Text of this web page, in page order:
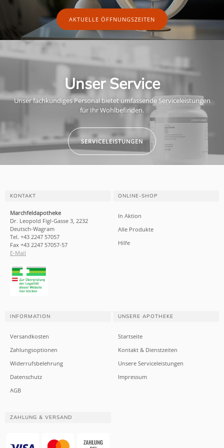
AKTUELLE ÖFFNUNGSZEITEN
Unser Service
Unser fachkundiges Personal bietet umfassende Serviceleistungen
für Ihr Wohlbefinden.
SERVICELEISTUNGEN
KONTAKT
Marchfeldapotheke
Dr. Leopold Figl-Gasse 3, 2232
Deutsch-Wagram
Tel. +43 2247 57057
Fax +43 2247 57057-57
E-Mail
ONLINE-SHOP
In Aktion
Alle Produkte
Hilfe
INFORMATION
Versandkosten
Zahlungsoptionen
Widerrufsbelehrung
Datenschutz
AGB
UNSERE APOTHEKE
Startseite
Kontakt & Dienstzeiten
Unsere Serviceleistungen
Impressum
ZAHLUNG & VERSAND